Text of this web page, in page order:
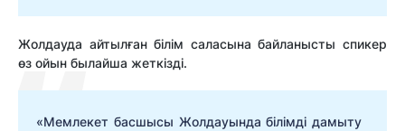
Жолдауда айтылған білім саласына байланысты спикер
өз ойын былайша жеткізді.
«Мемлекет басшысы Жолдауында білімді дамыту